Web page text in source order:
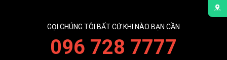
GỌI CHÚNG TÔI BẤT CỨ KHI NÀO BẠN CẦN
096 728 7777